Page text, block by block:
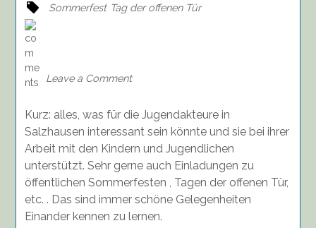
Sommerfest Tag der offenen Tür
Leave a Comment
Kurz: alles, was für die Jugendakteure in
Salzhausen interessant sein könnte und sie bei ihrer
Arbeit mit den Kindern und Jugendlichen
unterstützt. Sehr gerne auch Einladungen zu
öffentlichen Sommerfesten , Tagen der offenen Tür,
etc. . Das sind immer schöne Gelegenheiten
Einander kennen zu lernen.